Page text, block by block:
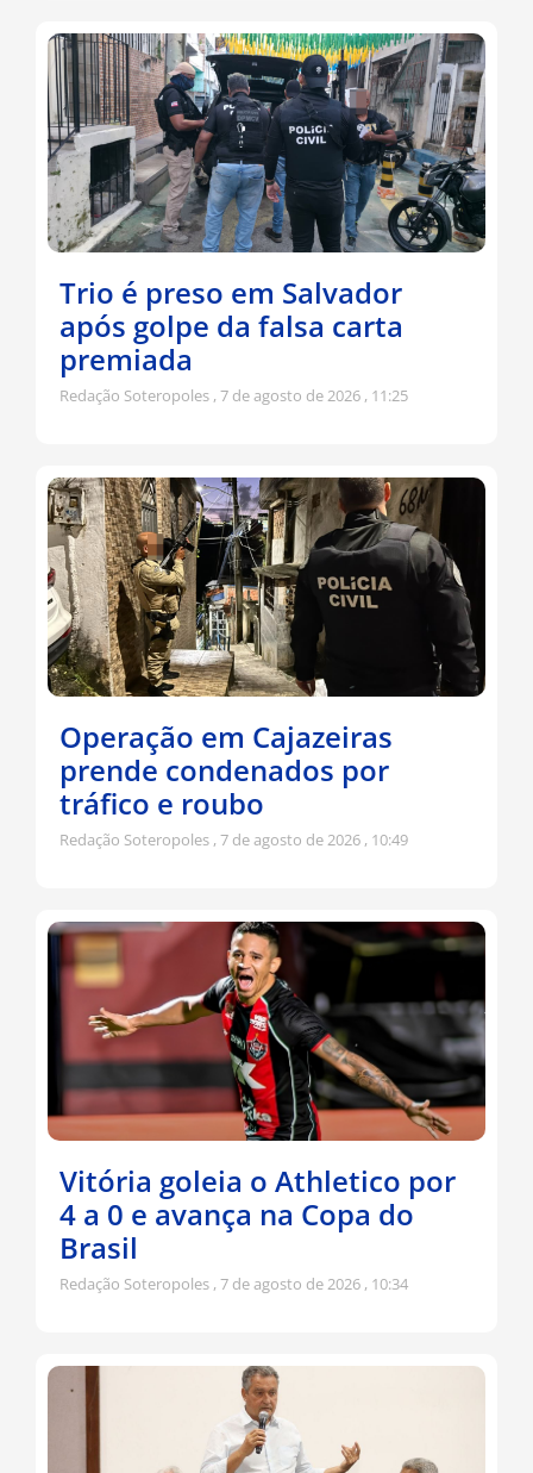
Trio é preso em Salvador
após golpe da falsa carta
premiada
Redação Soteropoles 7 de agosto de 2026 11:25
Operação em Cajazeiras
prende condenados por
tráfico e roubo
Redação Soteropoles 7 de agosto de 2026 10:49
Vitória goleia o Athletico por
4 a 0 e avança na Copa do
Brasil
Redação Soteropoles 7 de agosto de 2026 10:34